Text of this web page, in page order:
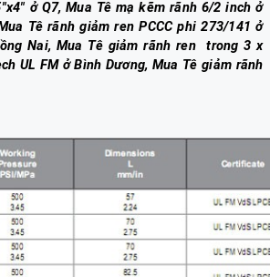
ở Q7, Mua Tê mạ kẽm rãnh 6/2 inch ở
Tê rãnh giảm ren PCCC phi 273/141 ở
Nai, Mua Tê giảm rãnh ren trong 3 x
UL FM ở Bình Dương, Mua Tê giảm rãnh